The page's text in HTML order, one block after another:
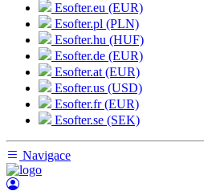
Esofter.eu (EUR)
Esofter.pl (PLN)
Esofter.hu (HUF)
Esofter.de (EUR)
Esofter.at (EUR)
Esofter.us (USD)
Esofter.fr (EUR)
Esofter.se (SEK)
Navigace